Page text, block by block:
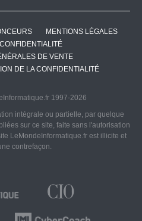
MENTIONS LÉGALES
DE VENTE
DE LA CONFIDENTIALITÉ
1997-2026
intégrale ou partielle, par quelque
sur ce site, faite sans l'autorisation
LeMondeInformatique.fr est illicite et
contrefaçon.